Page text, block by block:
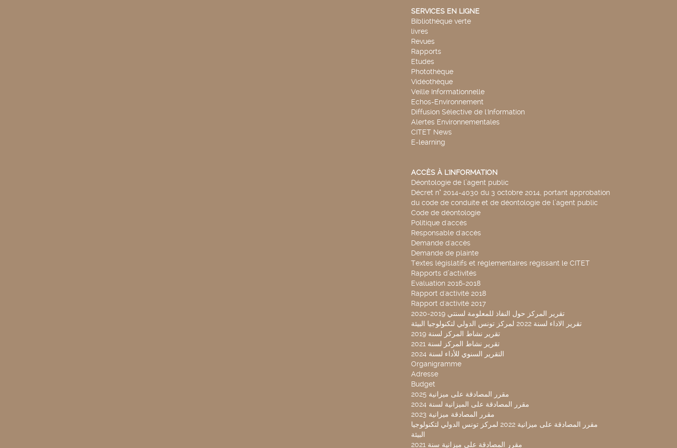
SERVICES EN LIGNE
Bibliothèque verte
livres
Revues
Rapports
Etudes
Photothèque
Vidéothèque
Veille Informationnelle
Echos-Environnement
Diffusion Sélective de l'Information
Alertes Environnementales
CITET News
E-learning
ACCÈS À L'INFORMATION
Déontologie de l’agent public
Décret n° 2014-4030 du 3 octobre 2014, portant approbation
du code de conduite et de déontologie de l’agent public
Code de déontologie
Politique d'accès
Responsable d'accès
Demande d'accès
Demande de plainte
Textes législatifs et réglementaires régissant le CITET
Rapports d’activités
Evaluation 2016-2018
Rapport d'activité 2018
Rapport d'activité 2017
تقرير المركز حول النفاذ للمعلومة لسنتي 2019-2020
تقرير الاداء لسنة 2022 لمركز تونس الدولي لتكنولوجيا البيئة
تقرير نشاط المركز لسنة 2019
تقرير نشاط المركز لسنة 2021
التقرير السنوي للأداء لسنة 2024
Organigramme
Adresse
Budget
2025 مقرر المصادقة على ميزانية
مقرر المصادقة على الميزانية لسنة 2024
مقرر المصادقة ميزانية 2023
مقرر المصادقة على ميزانية 2022 لمركز تونس الدولي لتكنولوجيا
البيئة
مقرر المصادقة على ميزانية سنة 2021